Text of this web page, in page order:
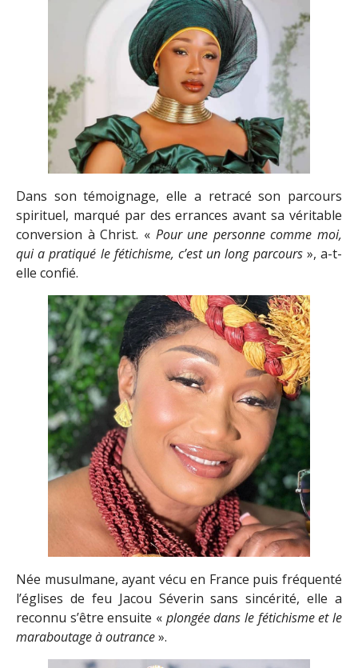
Dans son témoignage, elle a retracé son parcours
spirituel, marqué par des errances avant sa véritable
conversion à Christ. « Pour une personne comme moi,
qui a pratiqué le fétichisme, c’est un long parcours», a-t-
elle confié.
Née musulmane, ayant vécu en France puis fréquenté
l’églises de feu Jacou Séverin sans sincérité, elle a
reconnu s’être ensuite « plongée dans le fétichisme et le
maraboutage à outrance».